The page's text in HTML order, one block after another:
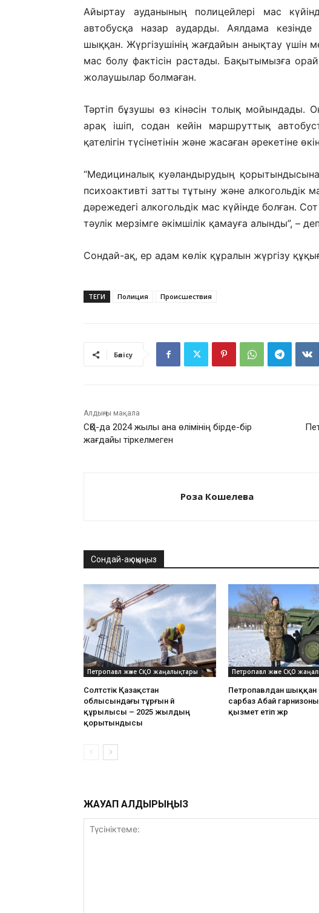
Айыртау ауданының полицейлері мас
автобусқа назар аударды. Аялдама кезінде
шыққан. Жүргізушінің жағдайын анықтау үшін
мас болу фактісін растады. Бақытымызға
жолаушылар болмаған.
Тәртіп бұзушы өз кінәсін толық мойындады.
арақ ішіп, содан кейін маршруттық
қателігін түсінетінін және жасаған әрекетіне
“Медициналық куәландырудың
психоактивті затты тұтыну және алкогольдік
дәрежедегі алкогольдік мас күйінде болған.
тәулік мерзімге әкімшілік қамауға алынды”, –
Сондай-ақ, ер адам көлік құралын жүргізу
ТЕГИ Полиция Происшествия
Бөлісу
Алдыңғы мақала
СҚО-да 2024 жылы ана өлімінің бірде-бір
жағдайы тіркелмеген
Роза Кошелева
Сондай-ақ оқыңыз
Петропавл және СҚО жаңалықтары
Солтүстік Қазақстан
облысындағы тұрғын үй
құрылысы – 2025 жылдың
қорытындысы
Петропавл және СҚО
Петропавлдан шыққан
сарбаз Абай
қызмет етіп жүр
ЖАУАП ҚАЛДЫРЫҢЫЗ